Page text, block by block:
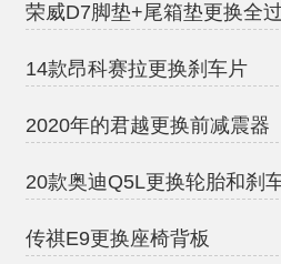
荣威D7脚垫+尾箱垫更换全
14款昂科赛拉更换刹车片
2020年的君越更换前减震器
20款奥迪Q5L更换轮胎和刹
传祺E9更换座椅背板